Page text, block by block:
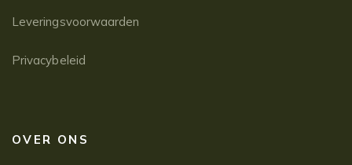
Leveringsvoorwaarden
Privacybeleid
OVER ONS